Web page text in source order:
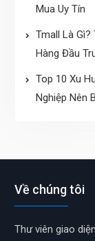
Mua Uy Tín
Tmall Là Gì?
Hàng Đầu
Top 10 Xu
Nghiệp Nên
Về chúng tôi
Thư viên giao